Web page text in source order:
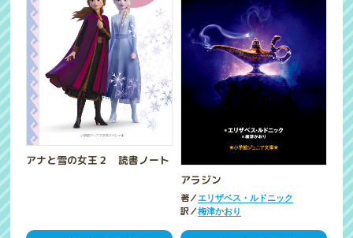
アナと雪の女王２ 読書ノート
アラジン
著／エリザベス・ルドニック
訳／梅津かおり